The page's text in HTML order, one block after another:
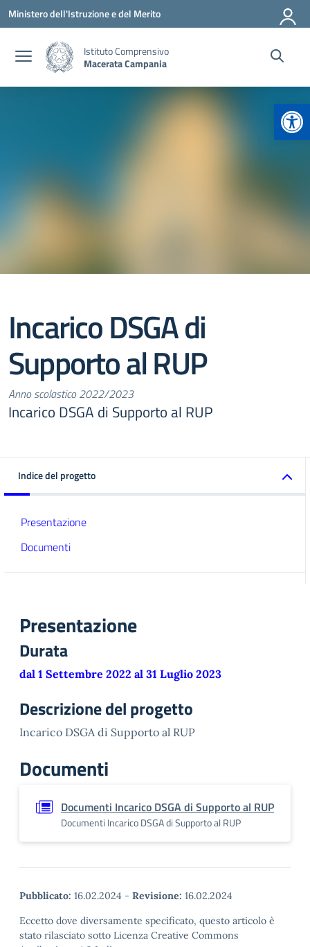
Vai ai contenuti
Vai al menu di navigazione
Vai al footer
Ministero dell'Istruzione e del Merito
Istituto Comprensivo
Macerata Campania
Incarico DSGA di
Supporto al RUP
Anno scolastico 2022/2023
Incarico DSGA di Supporto al RUP
Indice del progetto
Presentazione
Documenti
Presentazione
Durata
dal 1 Settembre 2022 al 31 Luglio 2023
Descrizione del progetto
Incarico DSGA di Supporto al RUP
Documenti
Documenti Incarico DSGA di Supporto al RUP
Documenti Incarico DSGA di Supporto al RUP
Pubblicato: 16.02.2024 - Revisione: 16.02.2024
Eccetto dove diversamente specificato, questo articolo è
stato rilasciato sotto Licenza Creative Commons